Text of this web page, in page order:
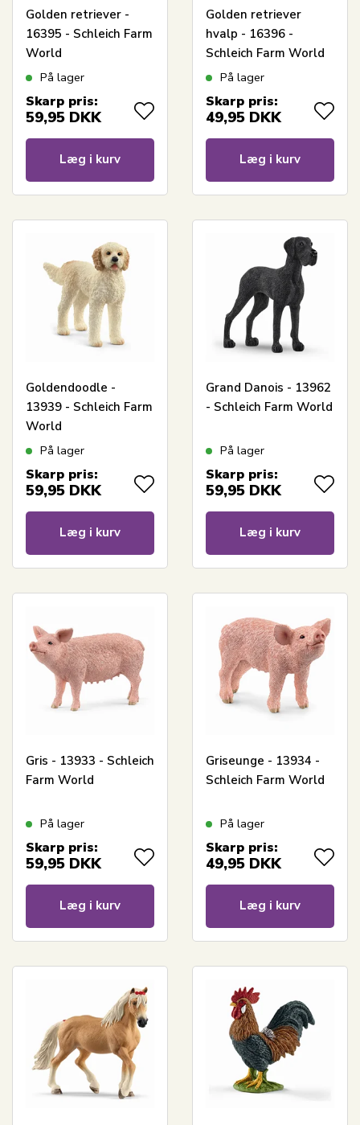
Golden retriever -
16395 - Schleich Farm
World
På lager
Skarp pris:
59,95 DKK
Læg i kurv
Golden retriever
hvalp - 16396 -
Schleich Farm World
På lager
Skarp pris:
49,95 DKK
Læg i kurv
Goldendoodle -
13939 - Schleich Farm
World
På lager
Skarp pris:
59,95 DKK
Læg i kurv
Grand Danois - 13962
- Schleich Farm World
På lager
Skarp pris:
59,95 DKK
Læg i kurv
Gris - 13933 - Schleich
Farm World
På lager
Skarp pris:
59,95 DKK
Læg i kurv
Griseunge - 13934 -
Schleich Farm World
På lager
Skarp pris:
49,95 DKK
Læg i kurv